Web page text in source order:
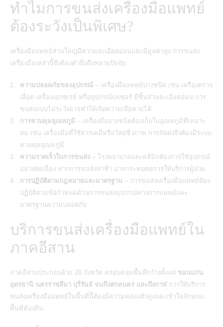
ทำไมการขนส่งเครื่องมือแพทย์
ต้องระวังเป็นพิเศษ?
เครื่องมือแพทย์ส่วนใหญ่มีความละเอียดอ่อนและมีมูลค่าสูง การขนส่ง
เครื่องมือเหล่านี้จึงต้องคำนึงถึงหลายปัจจัย:
ความปลอดภัยของอุปกรณ์ – เครื่องมือแพทย์บางชนิด เช่น เครื่องตรวจ
เลือด เครื่องเอกซเรย์ หรืออุปกรณ์เลเซอร์ มีชิ้นส่วนละเอียดอ่อน การ
ขนส่งแบบไม่ระวังอาจทำให้เกิดความเสียหายได้
การควบคุมอุณหภูมิ – เครื่องมือบางชนิดต้องเก็บในอุณหภูมิที่เหมาะ
สม เช่น เครื่องมือที่ใช้สารเคมีหรือวัสดุชีวภาพ การจัดส่งจึงต้องมีระบบ
ควบคุมอุณหภูมิ
ความรวดเร็วในการขนส่ง – โรงพยาบาลและคลินิกต้องการใช้อุปกรณ์
อย่างต่อเนื่อง หากการขนส่งล่าช้า อาจกระทบต่อการให้บริการผู้ป่วย
การปฏิบัติตามกฎหมายและมาตรฐาน – การขนส่งเครื่องมือแพทย์ต้อง
ปฏิบัติตามข้อกำหนดด้านการขนส่งอุปกรณ์ทางการแพทย์และ
มาตรฐานความปลอดภัย
บริการขนส่งเครื่องมือแพทย์ใน
ภาคอีสาน
ภาคอีสานประกอบด้วย 20 จังหวัด ครอบคลุมพื้นที่กว้างตั้งแต่ ขอนแก่น
อุดรธานี นครราชสีมา บุรีรัมย์ จนถึงสกลนคร และบึงกาฬการให้บริการ
ขนส่งเครื่องมือแพทย์ในพื้นที่นี้ต้องมีความคล่องตัวสูงและเข้าใจลักษณะ
พื้นที่ท้องถิ่น